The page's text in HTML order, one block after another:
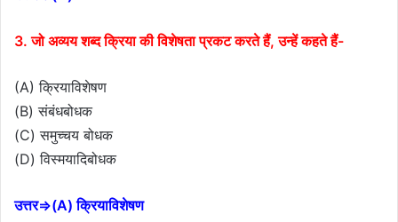
3. जो अव्यय शब्द क्रिया की विशेषता प्रकट करते हैं, उन्हें कहते हैं-
(A) क्रियाविशेषण
(B) संबंधबोधक
(C) समुच्चय बोधक
(D) विस्मयादिबोधक
उत्तर⇒(A) क्रियाविशेषण